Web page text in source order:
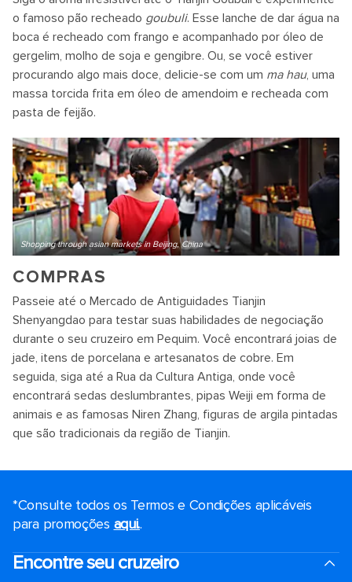
o famoso pão recheado goubuli. Esse lanche de dar água na
boca é recheado com frango e acompanhado por óleo de
gergelim, molho de soja e gengibre. Ou, se você estiver
procurando algo mais doce, delicie-se com um ma hau, uma
massa torcida frita em óleo de amendoim e recheada com
pasta de feijão.
Shopping through asian markets in Beijing, China
COMPRAS
Passeie até o Mercado de Antiguidades Tianjin
Shenyangdao para testar suas habilidades de negociação
durante o seu cruzeiro em Pequim. Você encontrará joias de
jade, itens de porcelana e artesanatos de cobre. Em
seguida, siga até a Rua da Cultura Antiga, onde você
encontrará sedas deslumbrantes, pipas Weiji em forma de
animais e as famosas Niren Zhang, figuras de argila pintadas
que são tradicionais da região de Tianjin.
*Consulte todos os Termos e Condições aplicáveis ​​
para promoções aqui..
Encontre seu cruzeiro